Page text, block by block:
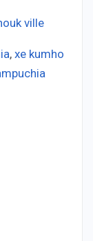
ville
, xe kumho